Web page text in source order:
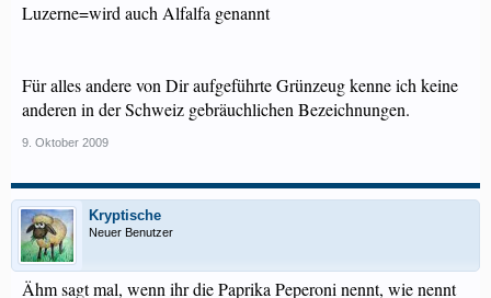
Luzerne=wird auch Alfalfa genannt
Für alles andere von Dir aufgeführte Grünzeug kenne ich keine
anderen in der Schweiz gebräuchlichen Bezeichnungen.
9. Oktober 2009
Kryptische
Neuer Benutzer
Ähm sagt mal, wenn ihr die Paprika Peperoni nennt, wie nennt